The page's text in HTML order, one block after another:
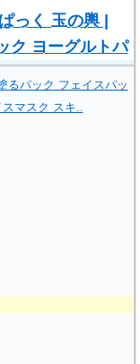
期でもプルプルに保
っく 玉の輿 |
ク ヨーグルトパ